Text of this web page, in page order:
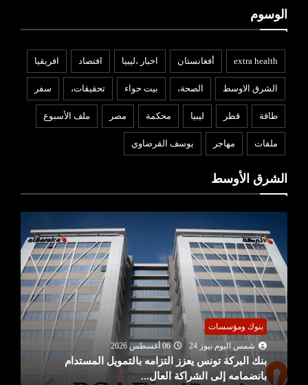
الوسوم
extra health أفغانستان اخبار ،ليبيا افتصاد افريقيا
الشرق الاوسط الصحة، بيت حواء تحقيقات، سفر
طاقة قطر ليبيا محكمة مصر ملف الأسبوع
ملفات مهاجر يوسف القرضاوي
الشرق الأوسط
بنوك ومؤسسات
شمس اليوم نيوز 24
06 أغسطس 2026
بنك البركة تونس يعزز التزامه بالتمويل المستدام
بانضمامه إلى الشراكة العال...